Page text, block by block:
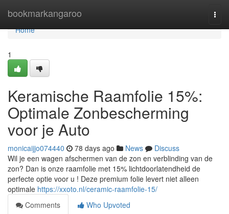
bookmarkangaroo
Home
Home
1
Keramische Raamfolie 15%:
Optimale Zonbescherming
voor je Auto
monicaijjo074440 78 days ago News
Discuss
Wil je een wagen afschermen van de zon en verblinding van de
zon? Dan is onze raamfolie met 15% lichtdoorlatendheid de
perfecte optie voor u ! Deze premium folie levert niet alleen
optimale https://xxoto.nl/ceramic-raamfolie-15/
Comments
Who Upvoted